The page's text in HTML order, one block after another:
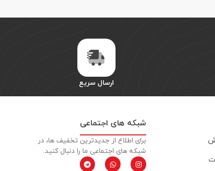
ارسال سریع
شبکه های اجتماعی
برای اطلاع از جدیدترین تخفیف ها، در
شبکه های اجتماعی ما را دنبال کنید.